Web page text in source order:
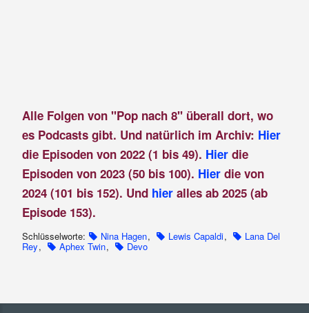
Alle Folgen von "Pop nach 8" überall dort, wo
es Podcasts gibt. Und natürlich im Archiv: Hier
die Episoden von 2022 (1 bis 49). Hierdie
Episoden von 2023 (50 bis 100). Hier die von
2024 (101 bis 152). Und hier alles ab 2025 (ab
Episode 153).
Schlüsselworte: Nina Hagen, Lewis Capaldi, Lana Del
Rey, Aphex Twin, Devo